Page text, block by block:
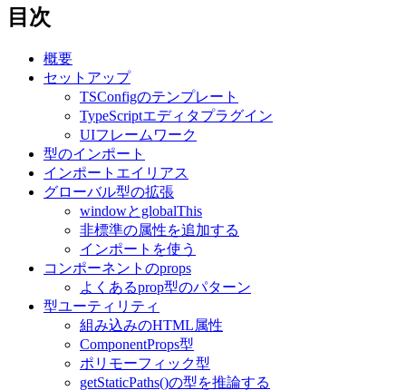
目次
概要
セットアップ
TSConfigのテンプレート
TypeScriptエディタプラグイン
UIフレームワーク
型のインポート
インポートエイリアス
グローバル型の拡張
windowとglobalThis
非標準の属性を追加する
インポートを使う
コンポーネントのprops
よくあるprop型のパターン
型ユーティリティ
組み込みのHTML属性
ComponentProps型
ポリモーフィック型
getStaticPaths()の型を推論する